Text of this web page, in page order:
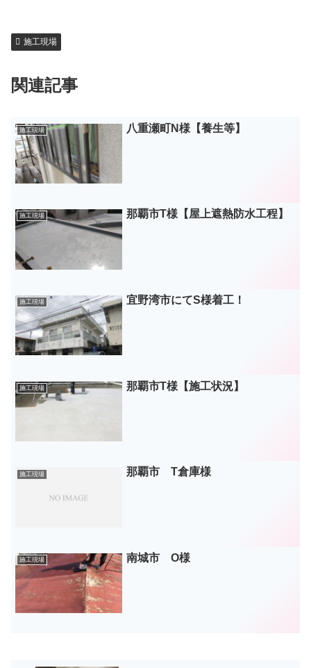
施工現場
関連記事
施工現場 八重瀬町N様【養生等】
施工現場 那覇市T様【屋上遮熱防水工程】
施工現場 宜野湾市にてS様着工！
施工現場 那覇市T様【施工状況】
施工現場 那覇市 T倉庫様
施工現場 南城市 O様